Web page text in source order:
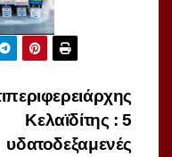
Κελαϊδίτης : 5
υδατοδεξαμενές